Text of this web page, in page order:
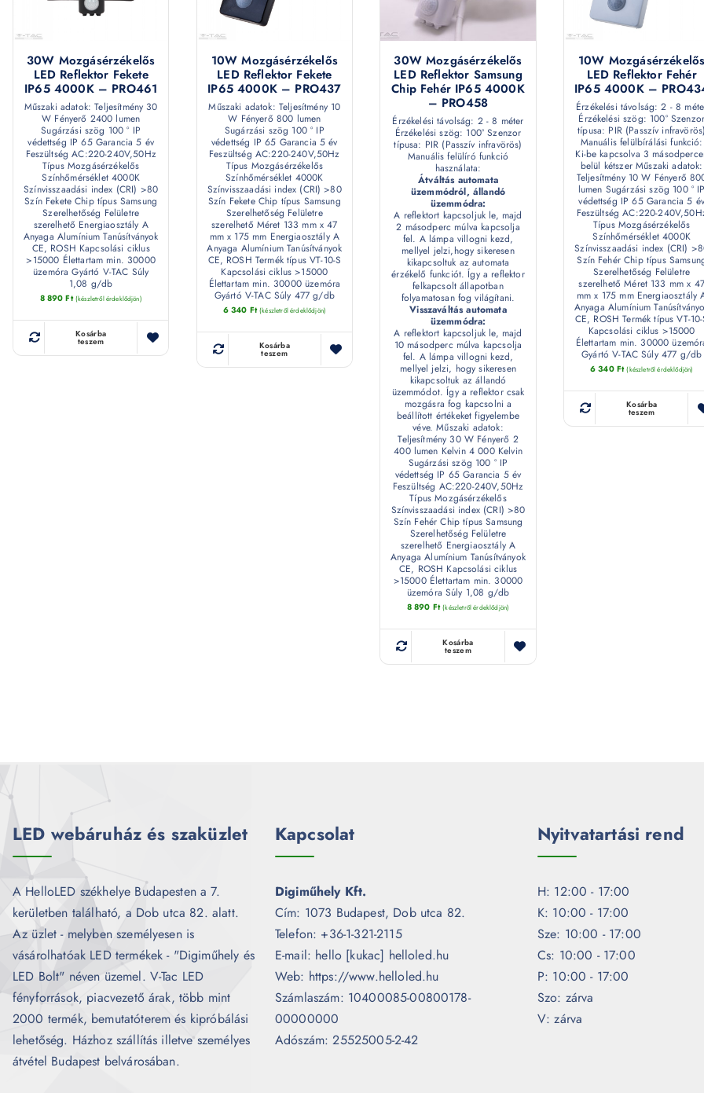
30W Mozgásérzékelős
LED Reflektor Fekete
IP65 4000K – PRO461
Műszaki adatok: Teljesítmény 30
W Fényerő 2400 lumen
Sugárzási szög 100 ° IP
védettség IP 65 Garancia 5 év
Feszültség AC:220-240V,50Hz
Típus Mozgásérzékelős
Színhőmérséklet 4000K
Színvisszaadási index (CRI) >80
Szín Fekete Chip típus Samsung
Szerelhetőség Felületre
szerelhető Energiaosztály A
Anyaga Alumínium Tanúsítványok
CE, ROSH Kapcsolási ciklus
>15000 Élettartam min. 30000
üzemóra Gyártó V-TAC Súly
1,08 g/db
8 890Ft (készletről érdeklődjön)
Kosárba
teszem
10W Mozgásérzékelős
LED Reflektor Fekete
IP65 4000K – PRO437
Műszaki adatok: Teljesítmény 10
W Fényerő 800 lumen
Sugárzási szög 100 ° IP
védettség IP 65 Garancia 5 év
Feszültség AC:220-240V,50Hz
Típus Mozgásérzékelős
Színhőmérséklet 4000K
Színvisszaadási index (CRI) >80
Szín Fekete Chip típus Samsung
Szerelhetőség Felületre
szerelhető Méret 133 mm x 47
mm x 175 mm Energiaosztály A
Anyaga Alumínium Tanúsítványok
CE, ROSH Termék típus VT-10-S
Kapcsolási ciklus >15000
Élettartam min. 30000 üzemóra
Gyártó V-TAC Súly 477 g/db
6 340 Ft (készletről érdeklődjön)
Kosárba
teszem
30W Mozgásérzékelős
LED Reflektor Samsung
Chip Fehér IP65 4000K
– PRO458
Érzékelési távolság: 2 - 8 méter
Érzékelési szög: 100° Szenzor
típusa: PIR (Passzív infravörös)
Manuális felülíró funkció
használata:
Átváltás automata
üzemmódról, állandó
üzemmódra:
A reflektort kapcsoljuk le, majd
2 másodperc múlva kapcsolja
fel. A lámpa villogni kezd,
mellyel jelzi,hogy sikeresen
kikapcsoltuk az automata
érzékelő funkciót. Így a reflektor
felkapcsolt állapotban
folyamatosan fog világítani.
Visszaváltás automata
üzemmódra:
A reflektort kapcsoljuk le, majd
10 másodperc múlva kapcsolja
fel. A lámpa villogni kezd,
mellyel jelzi, hogy sikeresen
kikapcsoltuk az állandó
üzemmódot. Így a reflektor csak
mozgásra fog kapcsolni a
beállított értékeket figyelembe
véve. Műszaki adatok:
Teljesítmény 30 W Fényerő 2
400 lumen Kelvin 4 000 Kelvin
Sugárzási szög 100 ° IP
védettség IP 65 Garancia 5 év
Feszültség AC:220-240V,50Hz
Típus Mozgásérzékelős
Színvisszaadási index (CRI) >80
Szín Fehér Chip típus Samsung
Szerelhetőség Felületre
szerelhető Energiaosztály A
Anyaga Alumínium Tanúsítványok
CE, ROSH Kapcsolási ciklus
>15000 Élettartam min. 30000
üzemóra Súly 1,08 g/db
8 890 Ft (készletről érdeklődjön)
Kosárba
teszem
10W Mozgásérzékelős
LED Reflektor Fehér
IP65 4000K –
Érzékelési távolság: 2 - 8
Érzékelési szög: 100° Szenzor
típusa: PIR (Passzív infravörös)
Manuális felülbírálási funkció:
Ki-be kapcsolva 3
belül kétszer Műszaki adatok:
Teljesítmény 10 W Fényerő
lumen Sugárzási szög 100 ° IP
védettség IP 65 Garancia 5 év
Feszültség AC:220-
Típus Mozgásérzékelős
Színhőmérséklet 4000K
Színvisszaadási index (CRI)
Szín Fehér Chip típus
Szerelhetőség Felületre
szerelhető Méret 133 mm x 47
mm x 175 mm Energiaosztály
Anyaga Alumínium
CE, ROSH Termék típus VT-10-
Kapcsolási ciklus >15000
Élettartam min. 30000
Gyártó V-TAC Súly 477 g/db
6 340 Ft (készletről érdeklődjön)
Kosárba
teszem
LED webáruház és szaküzlet
A HelloLED székhelye Budapesten a 7.
kerületben található, a Dob utca 82. alatt.
Az üzlet - melyben személyesen is
vásárolhatóak LED termékek - "Digiműhely és
LED Bolt" néven üzemel. V-Tac LED
fényforrások, piacvezető árak, több mint
2000 termék, bemutatóterem és kipróbálási
lehetőség. Házhoz szállítás illetve személyes
átvétel Budapest belvárosában.
Kapcsolat
Digiműhely Kft.
Cím: 1073 Budapest, Dob utca 82.
Telefon: +36-1-321-2115
E-mail: hello [kukac] helloled.hu
Web: https://www.helloled.hu
Számlaszám: 10400085-00800178-
00000000
Adószám: 25525005-2-42
Nyitvatartási rend
H: 12:00 - 17:00
K: 10:00 - 17:00
Sze: 10:00 - 17:00
Cs: 10:00 - 17:00
P: 10:00 - 17:00
Szo: zárva
V: zárva